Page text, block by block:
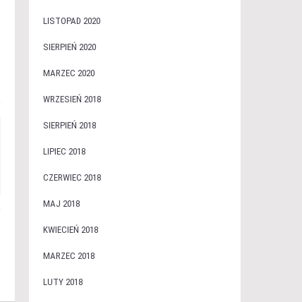
LISTOPAD 2020
SIERPIEŃ 2020
MARZEC 2020
WRZESIEŃ 2018
SIERPIEŃ 2018
LIPIEC 2018
CZERWIEC 2018
MAJ 2018
KWIECIEŃ 2018
MARZEC 2018
LUTY 2018